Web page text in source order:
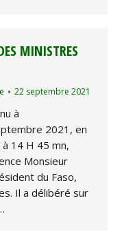
MINISTRES
22 septembre 2021
à
2021, en
14 H 45 mn,
Monsieur
du Faso,
Il a délibéré sur